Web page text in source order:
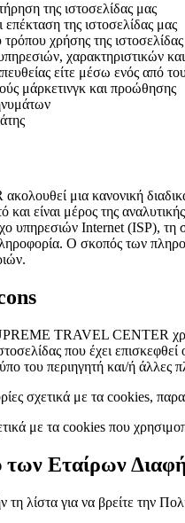
της ιστοσελίδας μας
της ιστοσελίδας μας
χρήσης της
χαρακτηριστικών
είτε μέσω ενός
μάρκετινγκ και προώθησης
μια κανονική
και είναι μέρος της
υπηρεσιών Internet (ISP), τη
Ο σκοπός των
TRAVEL CENTER
που έχει
του περιηγητή και/ή άλλες
σχετικά με τα cookies,
με τα cookies που
των Εταίρων
τη λίστα για να βρείτε την